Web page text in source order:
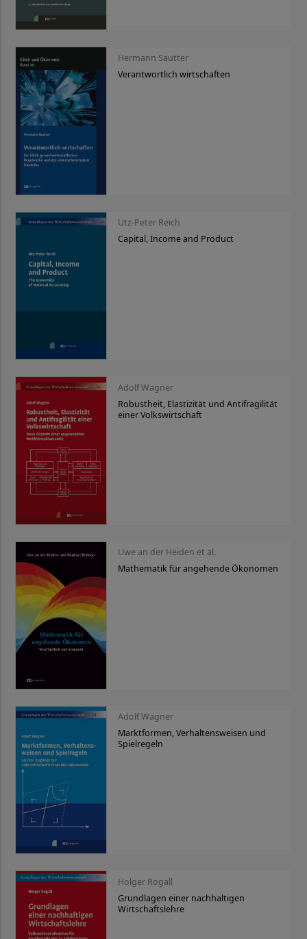
Hermann Sautter
Verantwortlich wirtschaften
Utz-Peter Reich
Capital, Income and Product
Adolf Wagner
Robustheit, Elastizität und Antifragilität
einer Volkswirtschaft
Uwe an der Heiden et al.
Mathematik für angehende Ökonomen
Adolf Wagner
Marktformen, Verhaltensweisen und
Spielregeln
Holger Rogall
Grundlagen einer nachhaltigen
Wirtschaftslehre